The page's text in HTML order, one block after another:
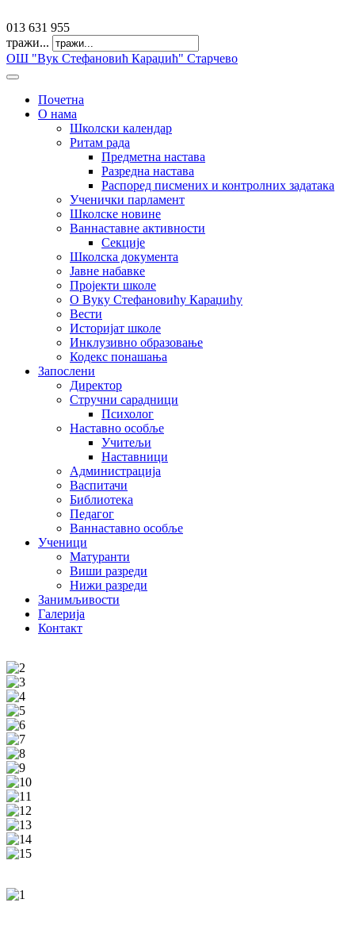
013 631 955
тражи...
ОШ "Вук Стефановић Караџић" Старчево
Почетна
О нама
Школски календар
Ритам рада
Предметна настава
Разредна настава
Распоред писмених и контролних задатака
Ученички парламент
Школске новине
Ваннаставне активности
Секције
Школска документа
Јавне набавке
Пројекти школе
О Вуку Стефановићу Караџићу
Вести
Историјат школе
Инклузивно образовање
Кодекс понашања
Запослени
Директор
Стручни сарадници
Психолог
Наставно особље
Учитељи
Наставници
Администрација
Васпитачи
Библиотека
Педагог
Ваннаставно особље
Ученици
Матуранти
Виши разреди
Нижи разреди
Занимљивости
Галерија
Контакт